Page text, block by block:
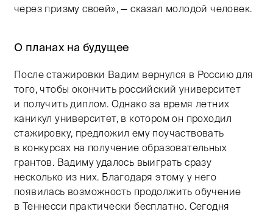
через призму своей», — сказал молодой человек.
О планах на будущее
После стажировки Вадим вернулся в Россию для
того, чтобы окончить российский университет
и получить диплом. Однако за время летних
каникул университет, в котором он проходил
стажировку, предложил ему поучаствовать
в конкурсах на получение образовательных
грантов. Вадиму удалось выиграть сразу
несколько из них. Благодаря этому у него
появилась возможность продолжить обучение
в Теннесси практически бесплатно. Сегодня